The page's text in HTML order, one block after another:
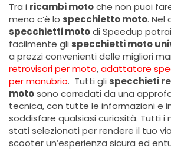
Tra i ricambi motoche non puoi
meno c’è lo specchietto moto. Nel
specchietti motodi Speedup
facilmente gli specchietti moto
a prezzi convenienti delle migliori
retrovisori per moto,adattatore
per manubrio. Tutti gli specchieti
motosono corredati da una
tecnica, con tutte le informazioni e
soddisfare qualsiasi curiosità. Tutti i
stati selezionati per rendere il tuo
scooter un’esperienza sicura ed